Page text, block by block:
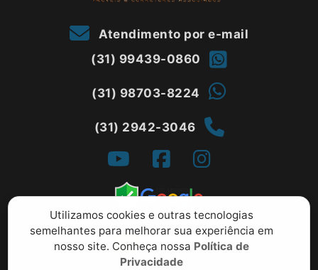
Utilizamos cookies e outras tecnologias
semelhantes para melhorar sua experiência em
nosso site. Conheça nossa Política de
Privacidade
Atendimento por e-mail
(31) 99439-0860
(31) 98703-8224
(31) 2942-3046